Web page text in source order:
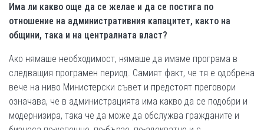
Има ли какво още да се желае и да се постига по
отношение на административния капацитет, както на
общини, така и на централната власт?
Ако нямаше необходимост, нямаше да имаме програма в
следващия програмен период. Самият факт, че тя е одобрена
вече на ниво Министерски съвет и предстоят преговори
означава, че в администрацията има какво да се подобри и
модернизира, така че да може да обслужва гражданите и